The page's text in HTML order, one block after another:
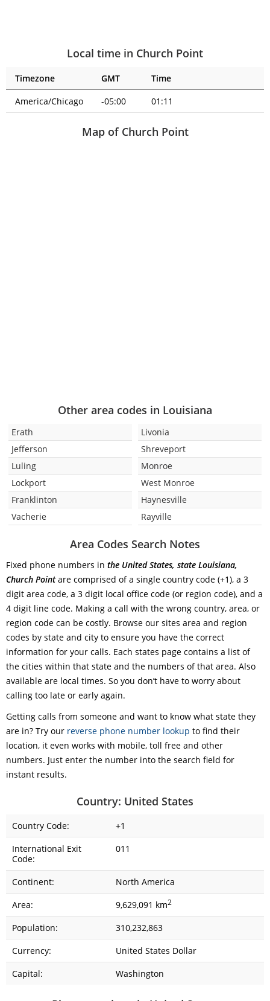
Local time in Church Point
Timezone GMT
Time
America/Chicago
-05:00 01:11
Map of Church Point
Other area codes in Louisiana
Erath
Jefferson
Luling
Lockport
Franklinton
Vacherie
Livonia
Shreveport
Monroe
West Monroe
Haynesville
Rayville
Area Codes Search Notes
Fixed phone numbers in the United States, state Louisiana,
Church Pointare comprised of a single country code (+1), a 3
digit area code, a 3 digit local office code (or region code), and a
4 digit line code. Making a call with the wrong country, area, or
region code can be costly. Browse our sites area and region
codes by state and city to ensure you have the correct
information for your calls. Each states page contains a list of
the cities within that state and the numbers of that area. Also
available are local times. So you don’t have to worry about
calling too late or early again.
Getting calls from someone and want to know what state they
are in? Try our reverse phone number lookup to find their
location, it even works with mobile, toll free and other
numbers. Just enter the number into the search field for
instant results.
Country: United States
Country Code:
+1
International Exit
Code:
011
Continent:
North America
Area:
9,629,091 km2
Population:
310,232,863
Currency:
United States Dollar
Capital:
Washington